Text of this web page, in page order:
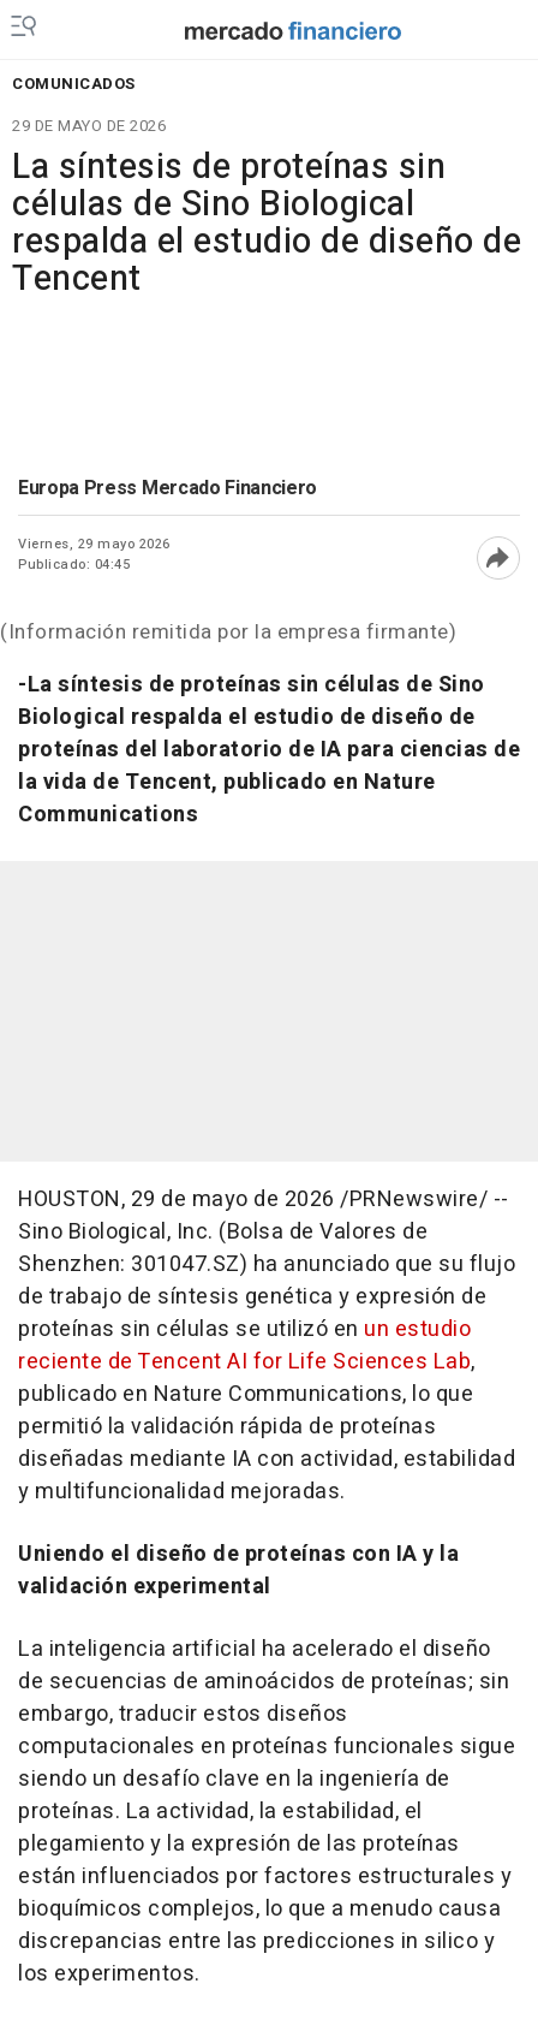
COMUNICADOS
29 DE MAYO DE 2026
La síntesis de proteínas sin
células de Sino Biological
respalda el estudio de diseño de
Tencent
Europa Press Mercado Financiero
Viernes, 29 mayo 2026
Publicado: 04:45
(Información remitida por la empresa firmante)
-La síntesis de proteínas sin células de Sino
Biological respalda el estudio de diseño de
proteínas del laboratorio de IA para ciencias de
la vida de Tencent, publicado en Nature
Communications
HOUSTON, 29 de mayo de 2026 /PRNewswire/ --
Sino Biological, Inc. (Bolsa de Valores de
Shenzhen: 301047.SZ) ha anunciado que su flujo
de trabajo de síntesis genética y expresión de
proteínas sin células se utilizó en un estudio
reciente de Tencent AI for Life Sciences Lab,
publicado en Nature Communications, lo que
permitió la validación rápida de proteínas
diseñadas mediante IA con actividad, estabilidad
y multifuncionalidad mejoradas.
Uniendo el diseño de proteínas con IA y la
validación experimental
La inteligencia artificial ha acelerado el diseño
de secuencias de aminoácidos de proteínas; sin
embargo, traducir estos diseños
computacionales en proteínas funcionales sigue
siendo un desafío clave en la ingeniería de
proteínas. La actividad, la estabilidad, el
plegamiento y la expresión de las proteínas
están influenciados por factores estructurales y
bioquímicos complejos, lo que a menudo causa
discrepancias entre las predicciones in silico y
los experimentos.